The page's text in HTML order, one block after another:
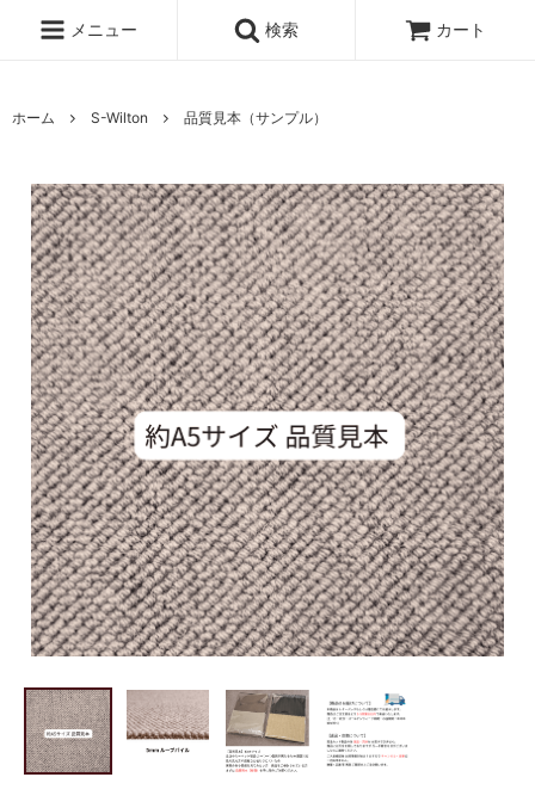
メニュー 検索 カート
ホーム S-Wilton 品質見本（サンプル）